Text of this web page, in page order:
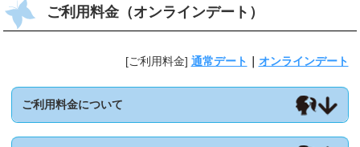
ご利用料金（オンラインデート）
[ご利用料金] 通常デート オンラインデート
ご利用料金について